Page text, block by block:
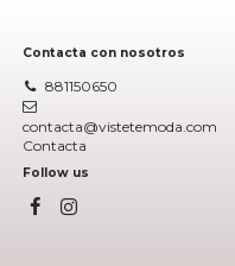
Contacta con nosotros
881150650
contacta@vistetemoda.com
Contacta
Follow us